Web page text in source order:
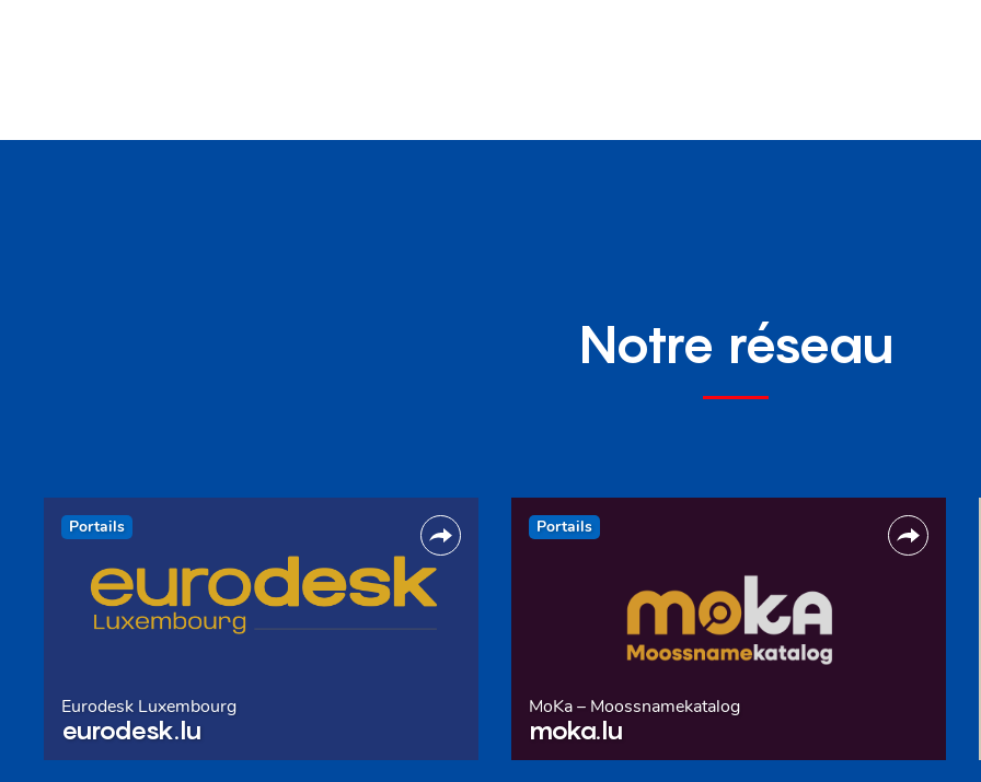
Notre réseau
Portails
Eurodesk Luxembourg
eurodesk.lu
Portails
MoKa – Moossnamekatalog
moka.lu